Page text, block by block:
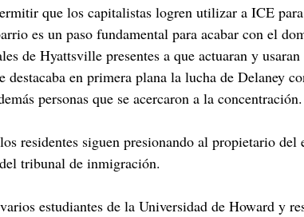
que los capitalistas logren utilizar a ICE
es un paso fundamental para acabar con el
de Hyattsville presentes a que actuaran y
en primera plana la lucha de Delaney
personas que se acercaron a la concentración.
residentes siguen presionando al propietario
tribunal de inmigración.
estudiantes de la Universidad de Howard y